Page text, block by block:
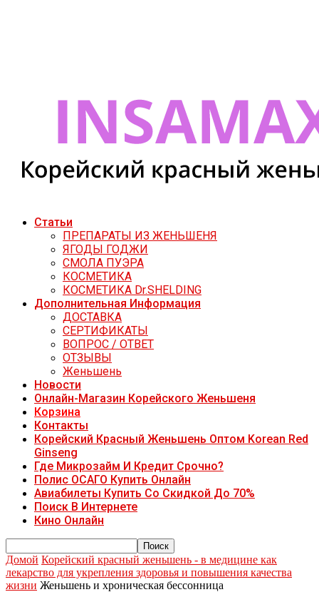
Статьи
ПРЕПАРАТЫ ИЗ ЖЕНЬШЕНЯ
ЯГОДЫ ГОДЖИ
СМОЛА ПУЭРА
КОСМЕТИКА
КОСМЕТИКА Dr.SHELDING
Дополнительная Информация
ДОСТАВКА
СЕРТИФИКАТЫ
ВОПРОС / ОТВЕТ
ОТЗЫВЫ
Женьшень
Новости
Онлайн-Магазин Корейского Женьшеня
Корзина
Контакты
Корейский Красный Женьшень Оптом Korean Red
Ginseng
Где Микрозайм И Кредит Срочно?
Полис ОСАГО Купить Онлайн
Авиабилеты Купить Со Скидкой До 70%
Поиск В Интернете
Кино Онлайн
Домой Корейский красный женьшень - в медицине как
лекарство для укрепления здоровья и повышения качества
жизни Женьшень и хроническая бессонница